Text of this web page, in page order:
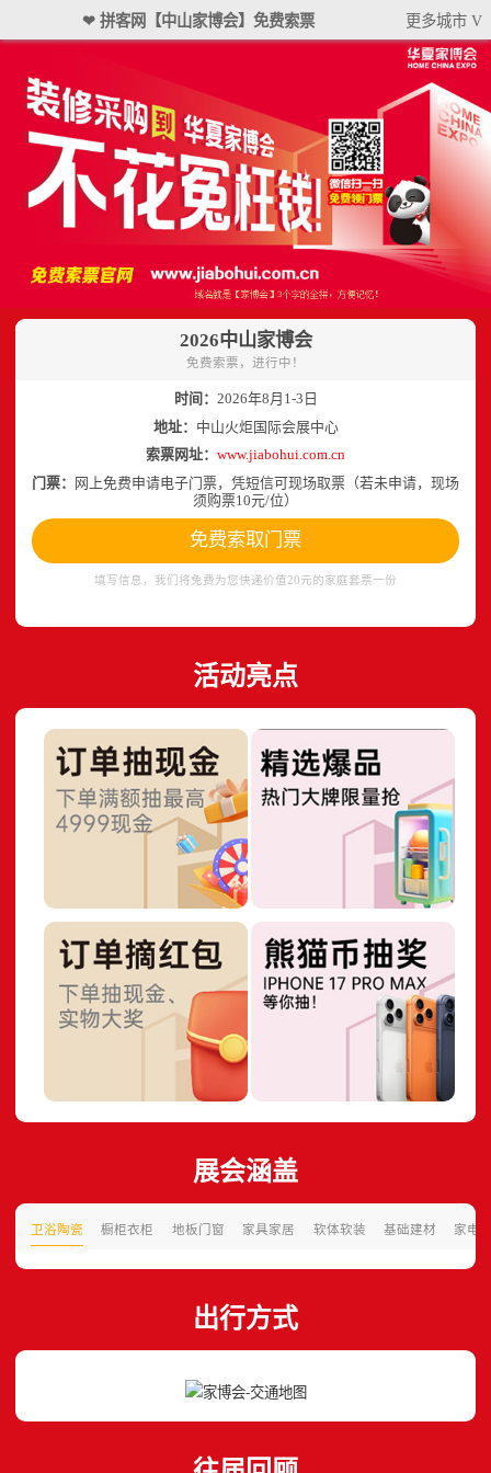
❤ 拼客网【中山家博会】免费索票 更多城市 V
2026中山家博会
免费索票，进行中！
时间： 2026年8月1-3日
地址： 中山火炬国际会展中心
索票网址： www.jiabohui.com.cn
门票：
网上免费申请电子门票，凭短信可现场取票（若未申请，现场
须购票10元/位）
免费索取门票
填写信息，我们将免费为您快递价值20元的家庭套票一份
活动亮点
展会涵盖
卫浴陶瓷 橱柜衣柜 地板门窗 家具家居 软体软装 基础建材 家电
出行方式